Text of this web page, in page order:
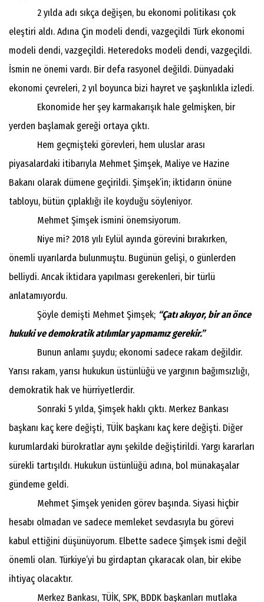
2 yılda adı sıkça değişen, bu ekonomi politikası çok
eleştiri aldı. Adına Çin modeli dendi, vazgeçildi Türk ekonomi
modeli dendi, vazgeçildi. Heteredoks modeli dendi, vazgeçildi.
İsmin ne önemi vardı. Bir defa rasyonel değildi. Dünyadaki
ekonomi çevreleri, 2 yıl boyunca bizi hayret ve şaşkınlıkla izledi.
Ekonomide her şey karmakarışık hale gelmişken, bir
yerden başlamak gereği ortaya çıktı.
Hem geçmişteki görevleri, hem uluslar arası
piyasalardaki itibarıyla Mehmet Şimşek, Maliye ve Hazine
Bakanı olarak dümene geçirildi. Şimşek’in; iktidarın önüne
tabloyu, bütün çıplaklığı ile koyduğu söyleniyor.
Mehmet Şimşek ismini önemsiyorum.
Niye mi? 2018 yılı Eylül ayında görevini bırakırken,
önemli uyarılarda bulunmuştu. Bugünün gelişi, o günlerden
belliydi. Ancak iktidara yapılması gerekenleri, bir türlü
anlatamıyordu.
Şöyle demişti Mehmet Şimşek; “Çatı akıyor, bir an önce
hukuki ve demokratik atılımlar yapmamız gerekir.”
Bunun anlamı şuydu; ekonomi sadece rakam değildir.
Yarısı rakam, yarısı hukukun üstünlüğü ve yargının bağımsızlığı,
demokratik hak ve hürriyetlerdir.
Sonraki 5 yılda, Şimşek haklı çıktı. Merkez Bankası
başkanı kaç kere değişti, TÜİK başkanı kaç kere değişti. Diğer
kurumlardaki bürokratlar aynı şekilde değiştirildi. Yargı kararları
sürekli tartışıldı. Hukukun üstünlüğü adına, bol münakaşalar
gündeme geldi.
Mehmet Şimşek yeniden görev başında. Siyasi hiçbir
hesabı olmadan ve sadece memleket sevdasıyla bu görevi
kabul ettiğini düşünüyorum. Elbette sadece Şimşek ismi değil
önemli olan. Türkiye’yi bu girdaptan çıkaracak olan, bir ekibe
ihtiyaç olacaktır.
Merkez Bankası, TÜİK, SPK, BDDK başkanları mutlaka